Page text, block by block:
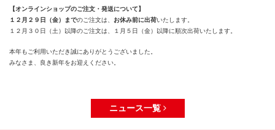
【オンラインショップのご注文・発送について】
１２月２９日（金）までのご注文は、 お休み前に出荷いたします。
１２月３０日（土）以降のご注文は、１月５日（金）以降に順次出荷いたします。
本年もご利用いただき誠にありがとうございました。
みなさま、良き新年をお迎えください。
ニュース一覧